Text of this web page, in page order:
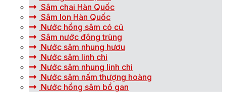
Sâm chai Hàn Quốc
Sâm lon Hàn Quốc
Nước hồng sâm có củ
Sâm nước đông trùng
Nước sâm nhung hươu
Nước sâm linh chi
Nước sâm nhung linh chi
Nước sâm nấm thượng hoàng
Nước hồng sâm bổ gan